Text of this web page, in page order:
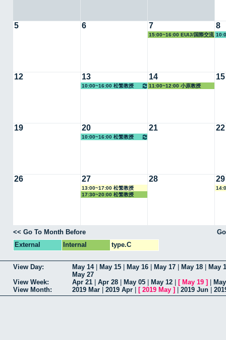
5 6 7
15:00~16:00 EUIJ/国際交流
8
12 13
10:00~16:00 松繁教授
14
11:00~12:00 小原教授
15
19 20
10:00~16:00 松繁教授
21 22
26 27
13:00~17:00 松繁教授
17:30~20:00 松繁教授
28 29
<< Go To Month Before
External
Internal type.C
View Day: May 14| May 15 May 16 May 17 May 18
May
May 27
View Week:
Apr 21 Apr 28 May 05 May 12 [ May 19 ]
View Month:
2019 Mar 2019 Apr [ 2019 May ] 2019 Jun